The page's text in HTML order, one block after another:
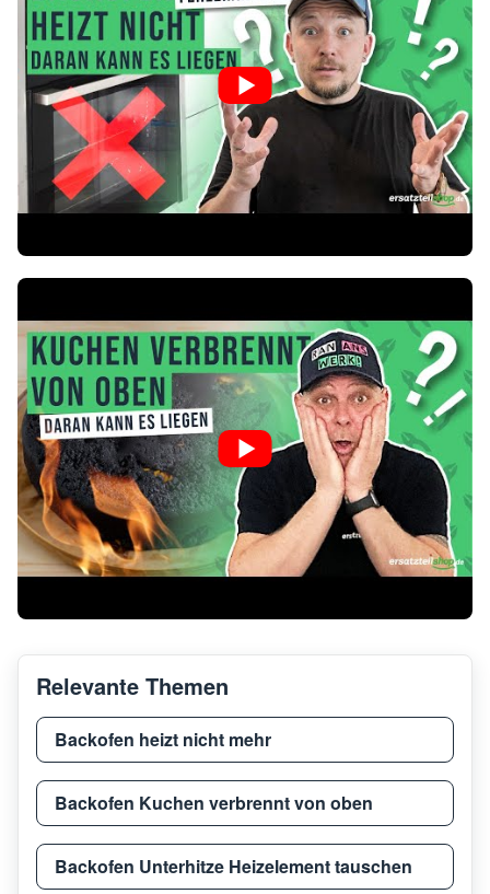
Relevante Themen
Backofen heizt nicht mehr
Backofen Kuchen verbrennt von oben
Backofen Unterhitze Heizelement tauschen